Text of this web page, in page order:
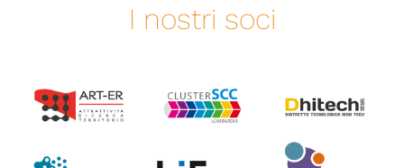
I nostri soci